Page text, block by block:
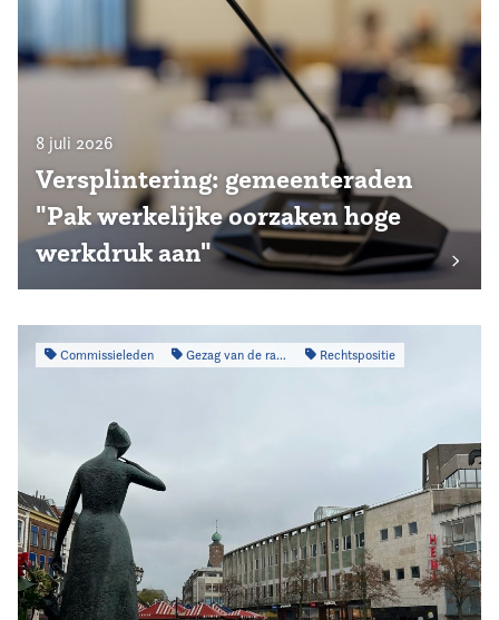
8 juli 2026
Versplintering: gemeenteraden
"Pak werkelijke oorzaken hoge
werkdruk aan"
Commissieleden Gezag van de raad Rechtspositie